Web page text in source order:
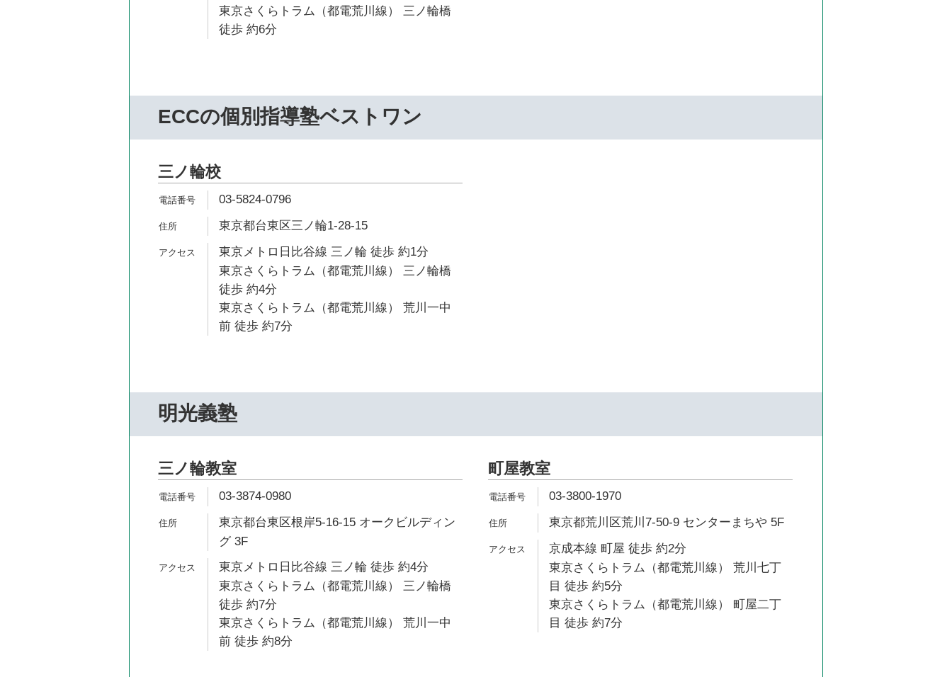
東京さくらトラム（都電荒川線） 三ノ輪橋
徒歩 約6分
ECCの個別指導塾ベストワン
三ノ輪校
03-5824-0796
東京都台東区三ノ輪1-28-15
東京メトロ日比谷線 三ノ輪 徒歩 約1分
東京さくらトラム（都電荒川線） 三ノ輪橋
徒歩 約4分
東京さくらトラム（都電荒川線） 荒川一中
前 徒歩 約7分
明光義塾
三ノ輪教室
03-3874-0980
東京都台東区根岸5-16-15 オークビルディン
グ 3F
東京メトロ日比谷線 三ノ輪 徒歩 約4分
東京さくらトラム（都電荒川線） 三ノ輪橋
徒歩 約7分
東京さくらトラム（都電荒川線） 荒川一中
前 徒歩 約8分
町屋教室
03-3800-1970
東京都荒川区荒川7-50-9 センターまちや 5F
京成本線 町屋 徒歩 約2分
東京さくらトラム（都電荒川線） 荒川七丁
目 徒歩 約5分
東京さくらトラム（都電荒川線） 町屋二丁
目 徒歩 約7分